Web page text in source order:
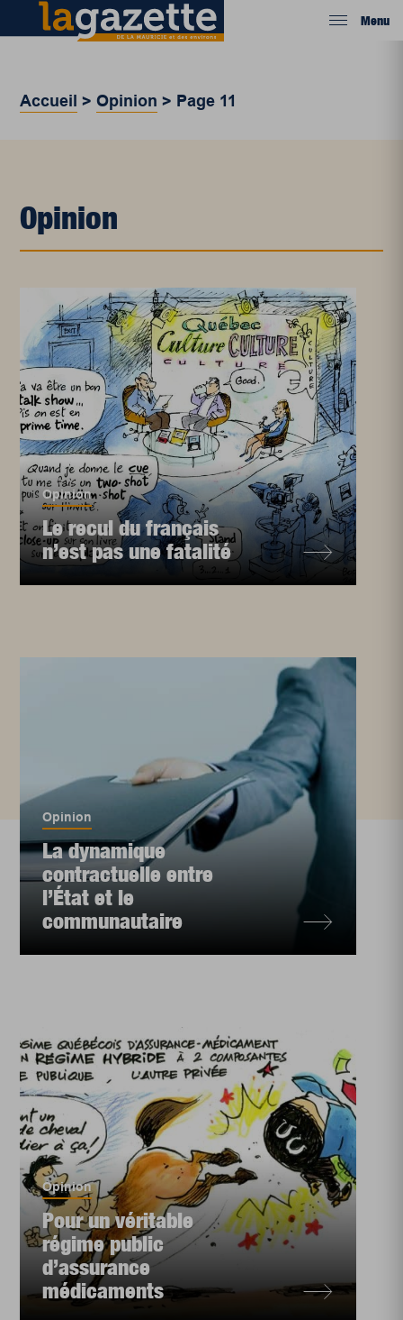
Menu
Accueil >Opinion > Page 11
Opinion
Opinion
Le recul du français
n’est pas une fatalité
Opinion
La dynamique
contractuelle entre
l’État et le
communautaire
Opinion
Pour un véritable
régime public
d’assurance
médicaments